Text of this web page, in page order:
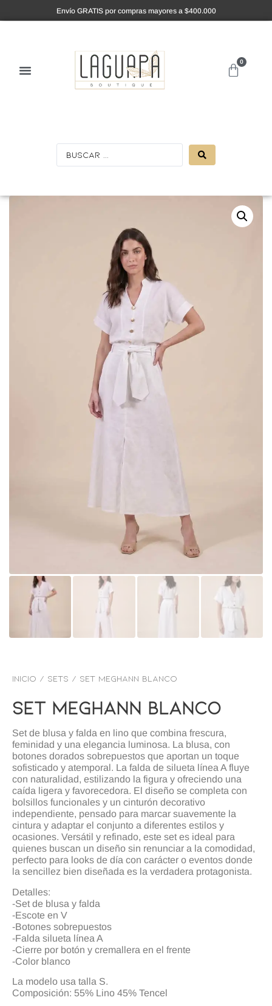
Envío GRATIS por compras mayores a $400.000
0
Inicio / SETS / Set meghann blanco
Set Meghann Blanco
Set de blusa y falda en lino que combina frescura,
feminidad y una elegancia luminosa. La blusa, con
botones dorados sobrepuestos que aportan un toque
sofisticado y atemporal. La falda de silueta línea A fluye
con naturalidad, estilizando la figura y ofreciendo una
caída ligera y favorecedora. El diseño se completa con
bolsillos funcionales y un cinturón decorativo
independiente, pensado para marcar suavemente la
cintura y adaptar el conjunto a diferentes estilos y
ocasiones. Versátil y refinado, este set es ideal para
quienes buscan un diseño sin renunciar a la comodidad,
perfecto para looks de día con carácter o eventos donde
la sencillez bien diseñada es la verdadera protagonista.
Detalles:
-Set de blusa y falda
-Escote en V
-Botones sobrepuestos
-Falda silueta línea A
-Cierre por botón y cremallera en el frente
-Color blanco
La modelo usa talla S.
Composición: 55% Lino 45% Tencel